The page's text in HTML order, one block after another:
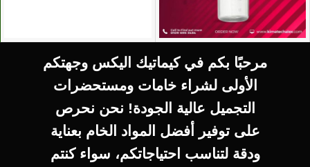
مرحبًا بكم في كيماتيك اليكس وجهتكم
الأولى لشراء خامات ومستحضرات
التجميل عالية الجودة! نحن نحرص
على توفير أفضل المواد الخام بعناية
ودقة لتناسب احتياجاتكم، سواء كنتم
SELECT OPTIONS
VERSA GEL فيرساجيل
silicone
300 EGP
3.000EGP
SELECT OPTIONS
سيليكون 12500
Silicone 12500
silicone
150EGP – 600